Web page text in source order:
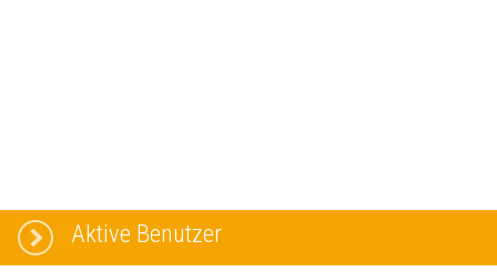
Aktive Benutzer